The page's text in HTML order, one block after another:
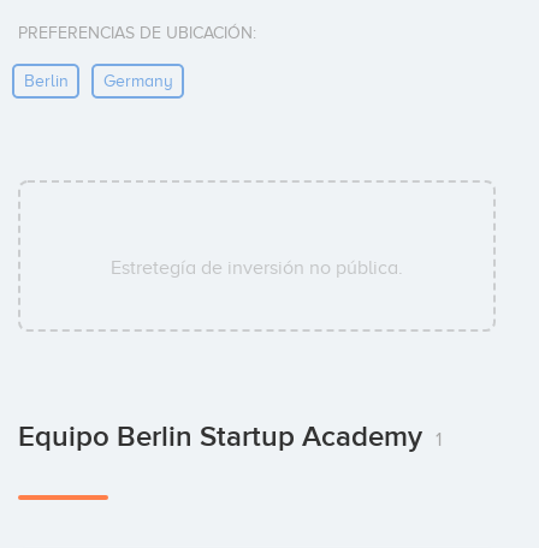
PREFERENCIAS DE UBICACIÓN:
Berlin Germany
Estretegía de inversión no pública.
Equipo Berlin Startup Academy 1